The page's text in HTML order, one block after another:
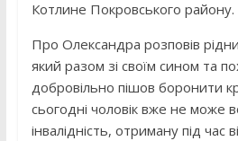
Котлине Покровського
Про Олександра розповів
який разом зі своїм сином та
добровільно пішов боронити
сьогодні чоловік вже не може
інвалідність, отриману під час